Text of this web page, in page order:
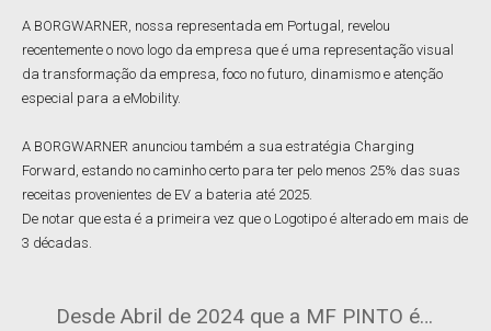
A BORGWARNER, nossa representada em Portugal, revelou
recentemente o novo logo da empresa que é uma representação visual
da transformação da empresa, foco no futuro, dinamismo e atenção
especial para a eMobility.
A BORGWARNER anunciou também a sua estratégia Charging
Forward, estando no caminho certo para ter pelo menos 25% das suas
receitas provenientes de EV a bateria até 2025.
De notar que esta é a primeira vez que o Logotipo é alterado em mais de
3 décadas.
Desde Abril de 2024 que a MF PINTO é…